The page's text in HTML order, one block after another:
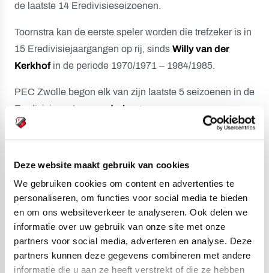
Deze website maakt gebruik van cookies
We gebruiken cookies om content en advertenties te
personaliseren, om functies voor social media te bieden
en om ons websiteverkeer te analyseren. Ook delen we
informatie over uw gebruik van onze site met onze
partners voor social media, adverteren en analyse. Deze
partners kunnen deze gegevens combineren met andere
informatie die u aan ze heeft verstrekt of die ze hebben
de laatste 14 Eredivisieseizoenen.
Toornstra kan de eerste speler worden die trefzeker is in
15 Eredivisiejaargangen op rij, sinds Willy van der
Kerkhofin de periode 1970/1971 – 1984/1985.
PEC Zwolle begon elk van zijn laatste 5 seizoenen in de
Eredivisie met
een nederlaag
laatste 16 Eredivisiejaargangen.
FC Utrecht-verdedigerSiebe Horemansis samen met
RKC Waalwijk-speler Julian Lelieveld de enige
veldspeler die in de voorbije 2 Eredivisiecampagnes in
alle 68 speelrondes speelminuten maakte. Horemans
kwam in elk van die 68 duels uit voor Excelsior.